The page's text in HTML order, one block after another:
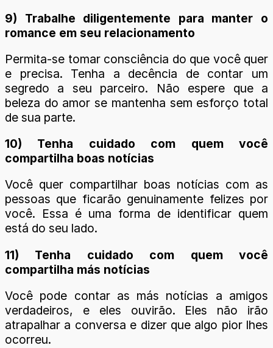
9) Trabalhe diligentemente para manter o
romance em seu relacionamento
Permita-se tomar consciência do que você quer
e precisa. Tenha a decência de contar um
segredo a seu parceiro. Não espere que a
beleza do amor se mantenha sem esforço total
de sua parte.
10) Tenha cuidado com quem você
compartilha boas notícias
Você quer compartilhar boas notícias com as
pessoas que ficarão genuinamente felizes por
você. Essa é uma forma de identificar quem
está do seu lado.
11) Tenha cuidado com quem você
compartilha más notícias
Você pode contar as más notícias a amigos
verdadeiros, e eles ouvirão. Eles não irão
atrapalhar a conversa e dizer que algo pior lhes
ocorreu.